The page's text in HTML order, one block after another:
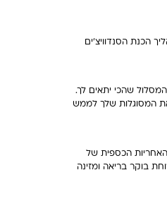
הכנת הסנדוויצ'ים
שהכי יתאים לך.
המסוגלות שלך לממש
הכספית של
בוקר בריאה ומזינה